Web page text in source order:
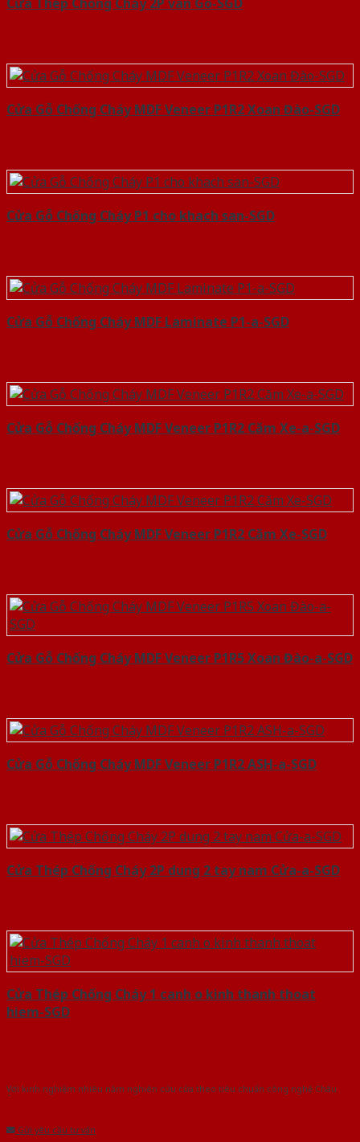
Cửa Gỗ Chống Cháy MDF Veneer P1R2 Xoan Đào-SGD
Cửa Gỗ Chống Cháy P1 cho khach san-SGD
Cửa Gỗ Chống Cháy MDF Laminate P1-a-SGD
Cửa Gỗ Chống Cháy MDF Veneer P1R2 Căm Xe-a-SGD
Cửa Gỗ Chống Cháy MDF Veneer P1R2 Căm Xe-SGD
Cửa Gỗ Chống Cháy MDF Veneer P1R5 Xoan Đào-a-SGD
Cửa Gỗ Chống Cháy MDF Veneer P1R2 ASH-a-SGD
Cửa Thép Chống Cháy 2P dung 2 tay nam Cửa-a-SGD
Cửa Thép Chống Cháy 1 canh o kinh thanh thoat
hiem-SGD
Với kinh nghiệm nhiêu năm nghiên cứu cửa theo tiêu chuẩn công nghệ Châu
Gửi yêu cầu tư vấn